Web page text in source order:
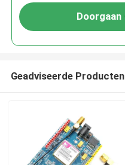
Doorgaan
Geadviseerde Producten